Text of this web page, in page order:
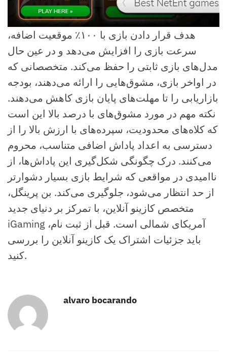
هدف قرار دادن بازی با ۱۰۰٪ موقعیت اضافه،
سرعت بازی را افزایش می‌دهد و در عین حال
مدل‌های بازی ثابتی را حفظ می‌کند. متخصصانی که
در اواخر بازی، مشوق‌هایی را ارائه می‌دهند، بودجه
بازاریابی را تا مهلت‌های پایان بازی کاهش می‌دهند.
نکته مهم در مورد مشوق‌های با درصد بالا این است
که کلاه‌های محدودیت، سپرده‌های با ارزش بالا را از
دسترسی به اعداد پاداش اضافی متناسب، محروم
می‌کنند. درک چگونگی شکل‌گیری این پاداش‌ها، از
ناامیدی در مواقعی که شرایط بازی بسیار دشوارتر
از حد انتظار می‌شود، جلوگیری می‌کند. بن پرینگل،
متخصص کازینو آنلاین، با تمرکز بر دنیای جدید
iGaming آمریکای شمالی است. قبل از ثبت نام،
باید جزئیات اشتراک یک کازینو آنلاین را بررسی
کنید.
alvaro bocarando